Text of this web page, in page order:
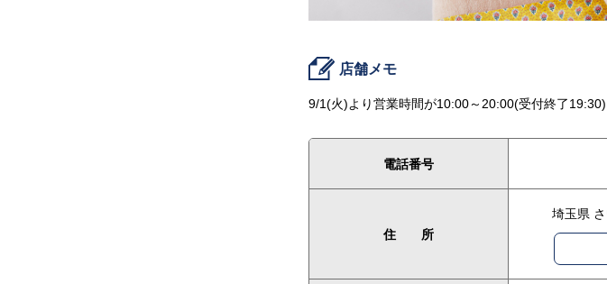
店舗メモ
9/1(火)より営業時間が10:00～20:00(受付終了19:30)
電話番号
住 所
埼玉県